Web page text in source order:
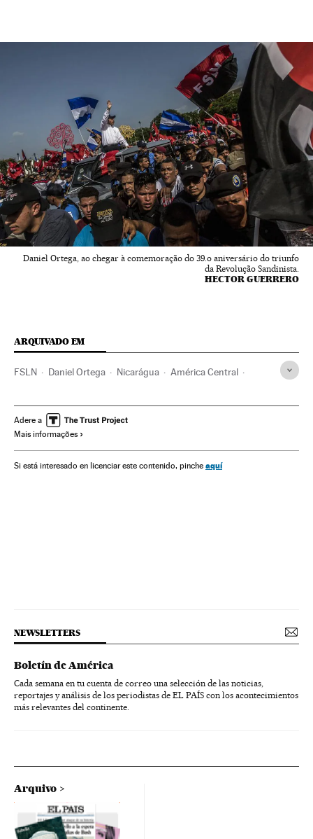
Daniel Ortega, ao chegar à comemoração do 39.o aniversário do triunfo
da Revolução Sandinista.
HECTOR GUERRERO
ARQUIVADO EM
FSLN Daniel Ortega Nicarágua América Central
Adere a
Mais informações
Si está interesado en licenciar este contenido, pinche aquí
NEWSLETTERS
Boletín de América
Cada semana en tu cuenta de correo una selección de las noticias,
reportajes y análisis de los periodistas de EL PAÍS con los acontecimientos
más relevantes del continente.
Arquivo